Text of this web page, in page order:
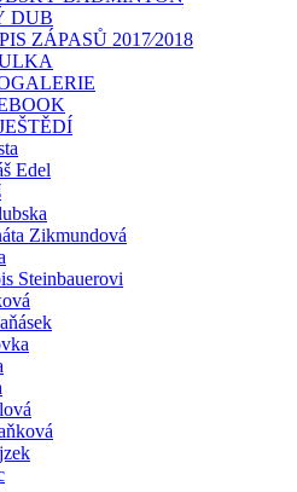
DUB
ZÁPASŮ 2017⁄2018
Edel
Zikmundová
Steinbauerovi